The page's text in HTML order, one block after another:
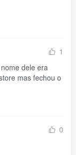
1
dele era
mas fechou o
0